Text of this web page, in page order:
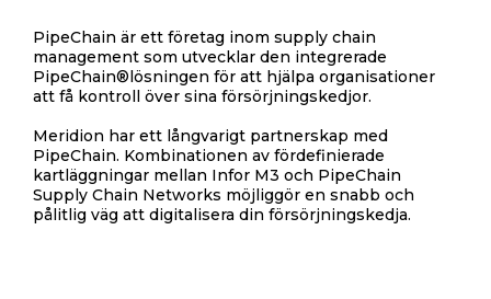
PipeChain är ett företag inom supply chain
management som utvecklar den integrerade
PipeChain®lösningen för att hjälpa organisationer
att få kontroll över sina försörjningskedjor.
Meridion har ett långvarigt partnerskap med
PipeChain. Kombinationen av fördefinierade
kartläggningar mellan Infor M3 och PipeChain
Supply Chain Networks möjliggör en snabb och
pålitlig väg att digitalisera din försörjningskedja.